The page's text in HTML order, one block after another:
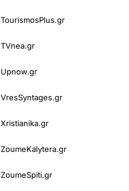
TourismosPlus.gr
TVnea.gr
Upnow.gr
VresSyntages.gr
Xristianika.gr
ZoumeKalytera.gr
ZoumeSpiti.gr